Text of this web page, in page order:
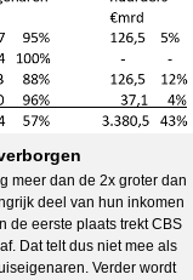
meer dan de 2x groter dan
deel van hun inkomen
de eerste plaats trekt CBS
Dat telt dus niet mee als
Verder wordt